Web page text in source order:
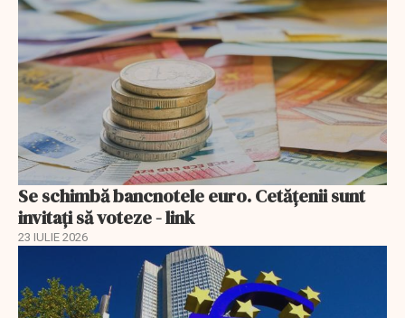
Se schimbă bancnotele euro. Cetățenii sunt
invitați să voteze - link
23 IULIE 2026